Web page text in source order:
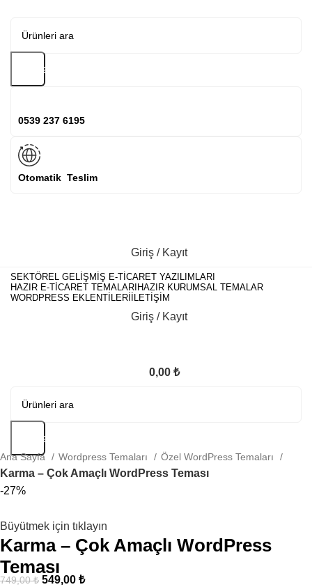
Arama
0539 237 6195
Otomatik Teslim
Giriş / Kayıt
SEKTÖREL GELIŞMIŞ E-TICARET YAZILIMLARI
HAZIR E-TICARET TEMALARI HAZIR KURUMSAL TEMALAR
WORDPRESS EKLENTILERI
İLETIŞIM
Giriş / Kayıt
0,00 ₺
Arama
Ana Sayfa Wordpress Temaları Özel WordPress Temaları
Karma – Çok Amaçlı WordPress Teması
-27%
Büyütmek için tıklayın
Karma – Çok Amaçlı WordPress
Teması
749,00₺ 549,00₺